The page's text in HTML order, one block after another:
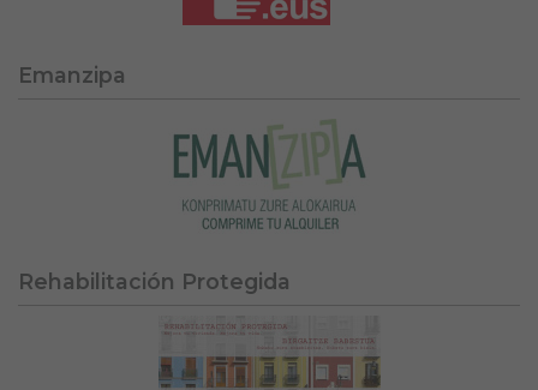
Emanzipa
Rehabilitación Protegida